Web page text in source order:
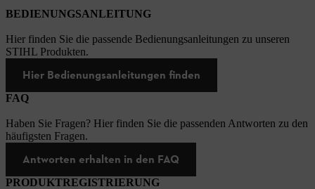
BEDIENUNGSANLEITUNG
Hier finden Sie die passende Bedienungsanleitungen zu unseren
STIHL Produkten.
Hier Bedienungsanleitungen finden
FAQ
Haben Sie Fragen? Hier finden Sie die passenden Antworten zu den
häufigsten Fragen.
Antworten erhalten in den FAQ
PRODUKTREGISTRIERUNG